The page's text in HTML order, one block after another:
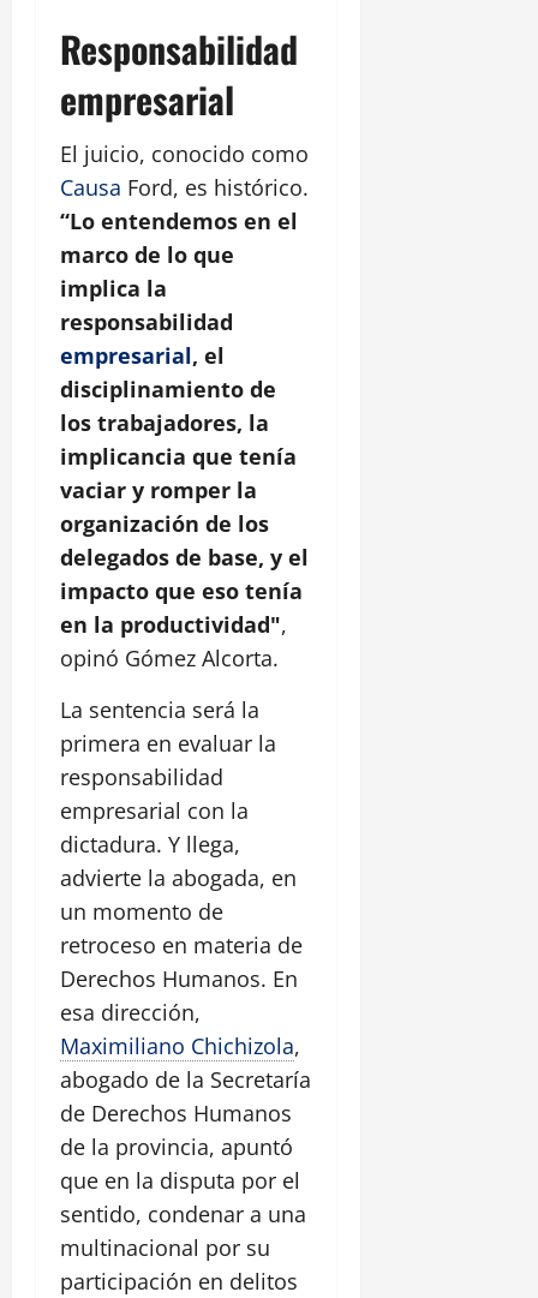
Responsabilidad
empresarial
El juicio, conocido como
Causa Ford, es histórico.
“Lo entendemos en el
marco de lo que
implica la
responsabilidad
empresarial, el
disciplinamiento de
los trabajadores, la
implicancia que tenía
vaciar y romper la
organización de los
delegados de base, y el
impacto que eso tenía
en la productividad",
opinó Gómez Alcorta.
La sentencia será la
primera en evaluar la
responsabilidad
empresarial con la
dictadura. Y llega,
advierte la abogada, en
un momento de
retroceso en materia de
Derechos Humanos. En
esa dirección,
Maximiliano Chichizola,
abogado de la Secretaría
de Derechos Humanos
de la provincia, apuntó
que en la disputa por el
sentido, condenar a una
multinacional por su
participación en delitos